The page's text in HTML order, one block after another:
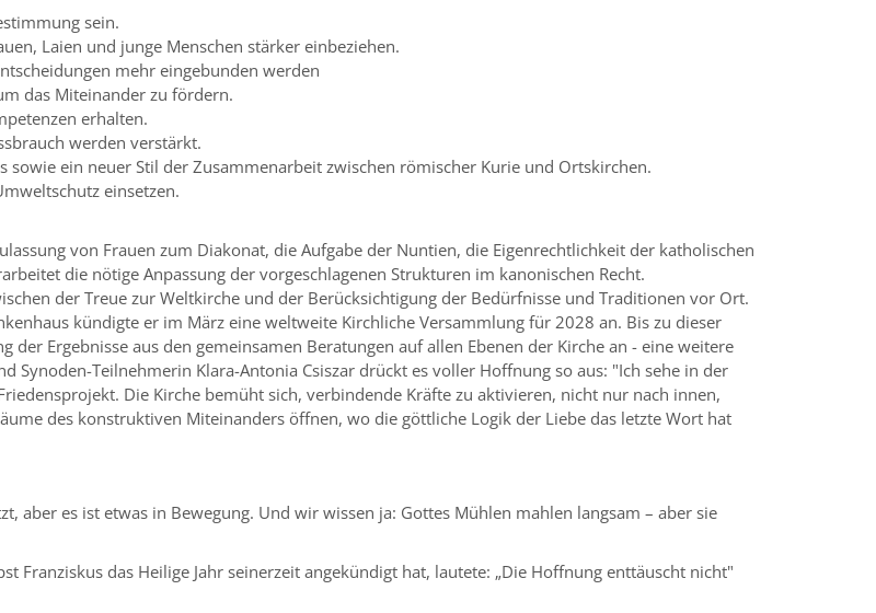
sein.
Laien und junge Menschen stärker einbeziehen.
mehr eingebunden werden
das Miteinander zu fördern.
erhalten.
werden verstärkt.
sowie ein neuer Stil der Zusammenarbeit zwischen römischer Kurie und Ortskirchen.
einsetzen.
von Frauen zum Diakonat, die Aufgabe der Nuntien, die Eigenrechtlichkeit der katholischen
die nötige Anpassung der vorgeschlagenen Strukturen im kanonischen Recht.
der Treue zur Weltkirche und der Berücksichtigung der Bedürfnisse und Traditionen vor Ort.
kündigte er im März eine weltweite Kirchliche Versammlung für 2028 an. Bis zu dieser
der Ergebnisse aus den gemeinsamen Beratungen auf allen Ebenen der Kirche an - eine weitere
Synoden-Teilnehmerin Klara-Antonia Csiszar drückt es voller Hoffnung so aus: "Ich sehe in der
Die Kirche bemüht sich, verbindende Kräfte zu aktivieren, nicht nur nach innen,
des konstruktiven Miteinanders öffnen, wo die göttliche Logik der Liebe das letzte Wort hat
aber es ist etwas in Bewegung. Und wir wissen ja: Gottes Mühlen mahlen langsam – aber sie
Franziskus das Heilige Jahr seinerzeit angekündigt hat, lautete: „Die Hoffnung enttäuscht nicht"